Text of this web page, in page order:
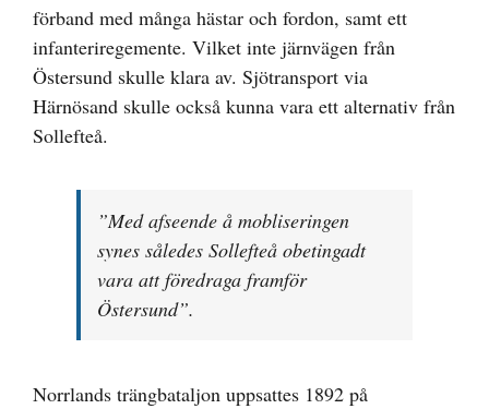
förband med många hästar och fordon, samt ett
infanteriregemente. Vilket inte järnvägen från
Östersund skulle klara av. Sjötransport via
Härnösand skulle också kunna vara ett alternativ från
Sollefteå.
”Med afseende å mobliseringen
synes således Sollefteå obetingadt
vara att föredraga framför
Östersund”.
Norrlands trängbataljon uppsattes 1892 på